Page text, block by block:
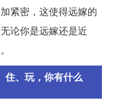
紧密，这使得远嫁的
论你是远嫁还是近
住、玩，你有什么